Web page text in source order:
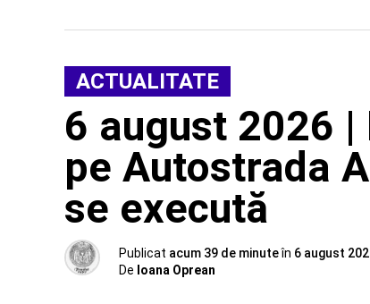
ACTUALITATE
6 august 2026
pe Autostrada
se execută
Publicat acum 39 de minuteîn 6 august
De Ioana Oprean